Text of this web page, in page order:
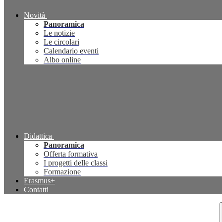
Novità
Panoramica
Le notizie
Le circolari
Calendario eventi
Albo online
Didattica
Panoramica
Offerta formativa
I progetti delle classi
Formazione
Erasmus+
Contatti